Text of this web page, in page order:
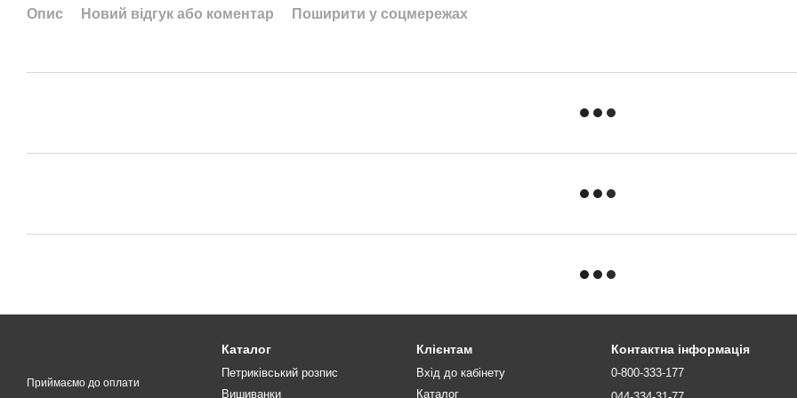
Опис Новий відгук або коментар Поширити у соцмережах
Приймаємо до оплати
Каталог
Петриківський розпис
Вишиванки
Клієнтам
Вхід до кабінету
Каталог
Контактна інформація
0-800-333-177